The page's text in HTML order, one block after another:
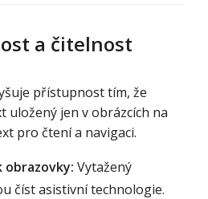
a čitelnost
přístupnost tím, že
uložený jen v obrázcích na
pro čtení a navigaci.
obrazovky: Vytažený
číst asistivní technologie.